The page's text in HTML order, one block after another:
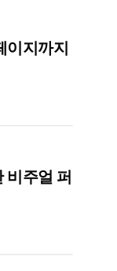
이지까지
비주얼 퍼